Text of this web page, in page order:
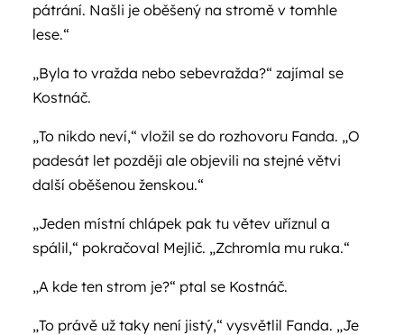
pátrání. Našli je oběšený na stromě v tomhle
lese.“
„Byla to vražda nebo sebevražda?“ zajímal se
Kostnáč.
„To nikdo neví,“ vložil se do rozhovoru Fanda. „O
padesát let později ale objevili na stejné větvi
další oběšenou ženskou.“
„Jeden místní chlápek pak tu větev uříznul a
spálil,“ pokračoval Mejlič. „Zchromla mu ruka.“
„A kde ten strom je?“ ptal se Kostnáč.
„To právě už taky není jistý,“ vysvětlil Fanda. „Je